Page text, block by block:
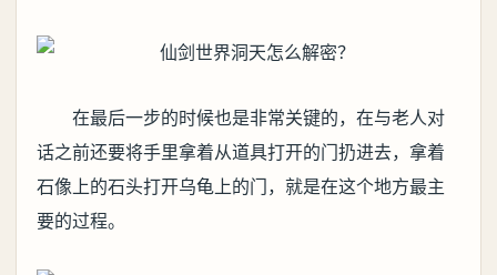
在最后一步的时候也是非常关键的，在与老人对
话之前还要将手里拿着从道具打开的门扔进去，拿着
石像上的石头打开乌龟上的门，就是在这个地方最主
要的过程。